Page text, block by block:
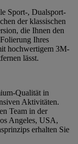
Sport-, Dualsport-
der klassischen
die Ihnen den
Ihres
hochwertigem 3M-
lässt.
Qualität in
Aktivitäten.
Team in der
Angeles, USA,
erhalten Sie